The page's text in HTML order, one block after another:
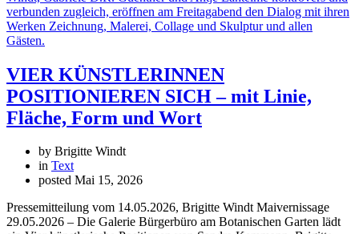
VIER KÜNSTLERINNEN
POSITIONIEREN SICH – mit Linie,
Fläche, Form und Wort
by Brigitte Windt
in Text
posted Mai 15, 2026
Pressemitteilung vom 14.05.2026, Brigitte Windt Maivernissage
29.05.2026 – Die Galerie Bürgerbüro am Botanischen Garten lädt